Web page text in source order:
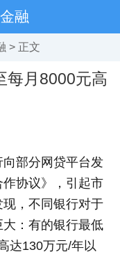
融
> 正文
每月8000元高
部分网贷平台发
协议》，引起市
，不同银行对于
：有的银行最低
达130万元/年以